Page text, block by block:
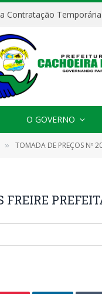
O GOVERNO
» TOMADA DE PREÇOS Nº
FREIRE